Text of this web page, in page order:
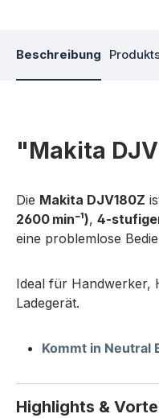
Beschreibung
"Makita
Die Makita DJV180Z
2600 min⁻¹), 4-
eine problemlose
Ideal für Handwerker,
Ladegerät.
Kommt in Neutral
Highlights &